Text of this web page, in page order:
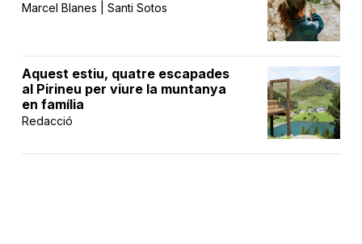
Marcel Blanes | Santi Sotos
Aquest estiu, quatre escapades
al Pirineu per viure la muntanya
en família
Redacció